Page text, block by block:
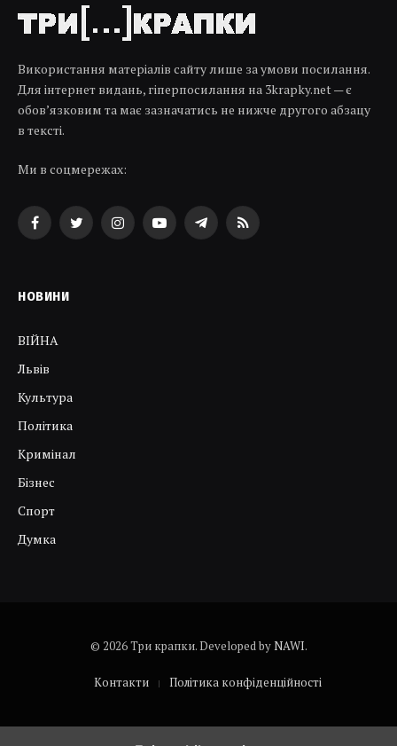
Використання матеріалів сайту лише за умови посилання.
Для інтернет видань, гіперпосилання на 3krapky.net — є
обов’язковим та має зазначатись не нижче другого абзацу
в тексті.
Ми в соцмережах:
FacebookTwitterInstagramYouTubeTelegramRSS
НОВИНИ
ВІЙНА
Львів
Культура
Політика
Кримінал
Бізнес
Спорт
Думка
© 2026 Три крапки. Developed by NAWI.
Контакти Політика конфіденційності